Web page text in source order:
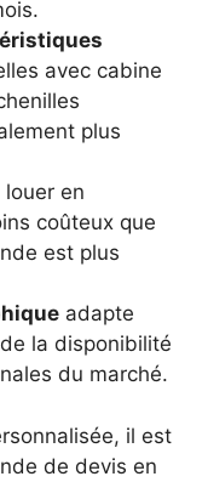
avec cabine
plus
louer en
coûteux que
est plus
adapte
la disponibilité
du marché.
il est
de devis en